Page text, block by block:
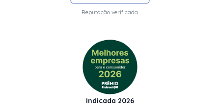
Reputação verificada
Indicada 2026